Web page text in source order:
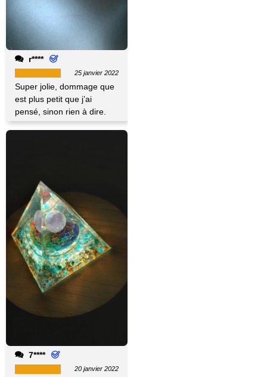
r****
25 janvier 2022
Super jolie, dommage que
est plus petit que j’ai
pensé, sinon rien à dire.
7****
20 janvier 2022